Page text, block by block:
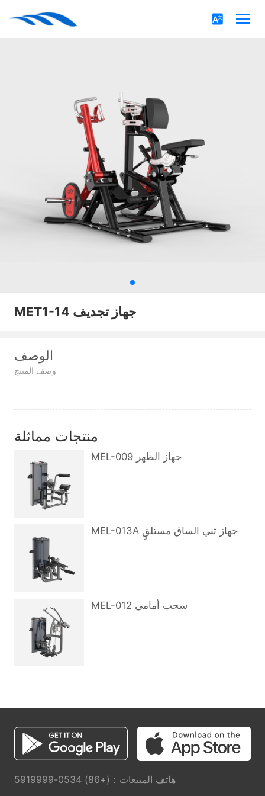
MET1-14 جهاز تجديف
الوصف
وصف المنتج
منتجات مماثلة
MEL-009 جهاز الظهر
MEL-013A جهاز ثني الساق مستلقٍ
MEL-012 سحب أمامي
هاتف المبيعات：(+86) 0534-5919999